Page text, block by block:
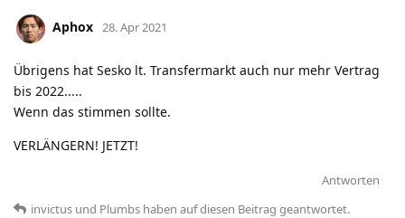
Aphox 28. Apr 2021
Übrigens hat Sesko lt. Transfermarkt auch nur mehr Vertrag
bis 2022.....
Wenn das stimmen sollte.
VERLÄNGERN! JETZT!
Antworten
invictus und Plumbs haben auf diesen Beitrag geantwortet.